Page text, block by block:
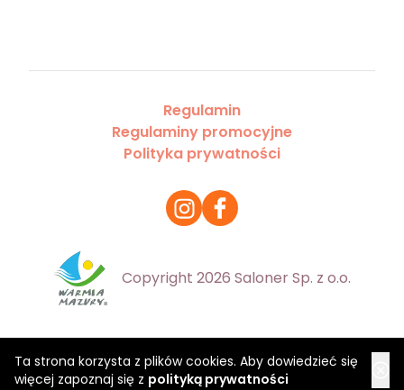
Ta strona korzysta z plików cookies. Aby dowiedzieć się
więcej zapoznaj się z polityką prywatności
Regulamin
Regulaminy promocyjne
Polityka prywatności
Copyright 2026 Saloner Sp. z o.o.